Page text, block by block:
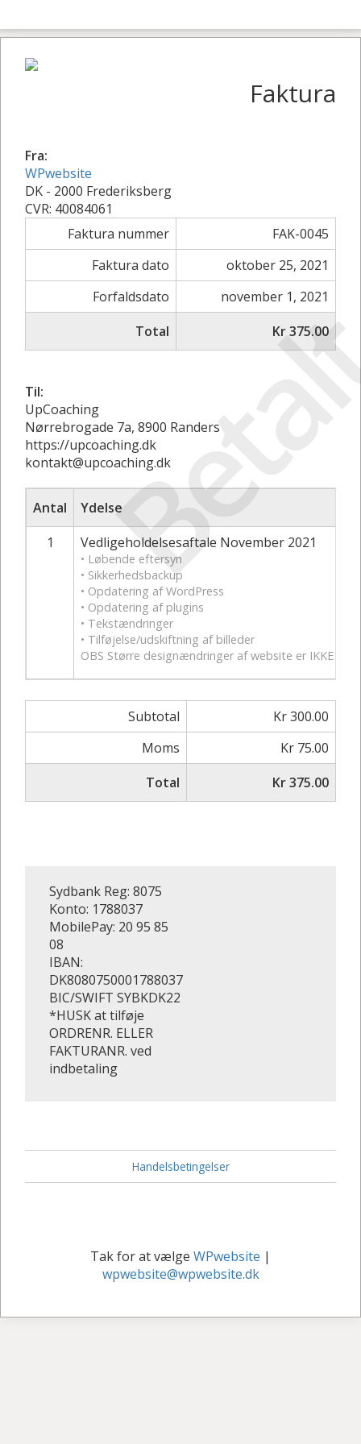
Faktura
Fra:
WPwebsite
DK - 2000 Frederiksberg
CVR: 40084061
Faktura nummer
FAK-0045
Faktura dato
oktober 25, 2021
Forfaldsdato
november 1, 2021
Total
Kr 375.00
Til:
UpCoaching
Nørrebrogade 7a, 8900 Randers
https://upcoaching.dk
kontakt@upcoaching.dk
Antal
Ydelse
1
Vedligeholdelsesaftale November 2021
• Løbende eftersyn
• Sikkerhedsbackup
• Opdatering af WordPress
• Opdatering af plugins
• Tekstændringer
• Tilføjelse/udskiftning af billeder
OBS Større designændringer af website er IKKE
Subtotal
Kr 300.00
Moms
Kr 75.00
Total
Kr 375.00
Sydbank Reg: 8075
Konto: 1788037
MobilePay: 20 95 85
08
IBAN:
DK8080750001788037
BIC/SWIFT SYBKDK22
*HUSK at tilføje
ORDRENR. ELLER
FAKTURANR. ved
indbetaling
Handelsbetingelser
Tak for at vælge WPwebsite |
wpwebsite@wpwebsite.dk